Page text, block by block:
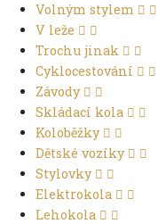
Volným stylem
V leže
Trochu jinak
Cyklocestování
Závody
Skládací kola
Koloběžky
Dětské vozíky
Stylovky
Elektrokola
Lehokola